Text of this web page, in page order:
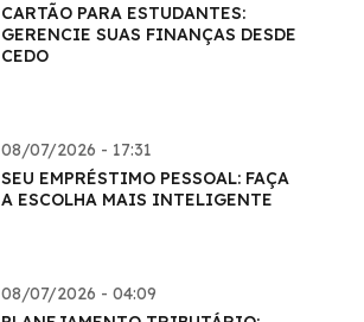
CARTÃO PARA ESTUDANTES:
GERENCIE SUAS FINANÇAS DESDE
CEDO
08/07/2026 - 17:31
SEU EMPRÉSTIMO PESSOAL: FAÇA
A ESCOLHA MAIS INTELIGENTE
08/07/2026 - 04:09